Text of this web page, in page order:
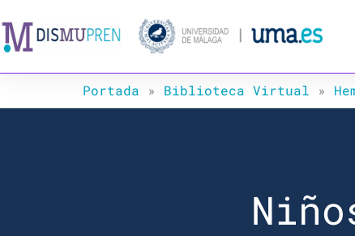
al
contenido
Portada » Biblioteca Virtual »